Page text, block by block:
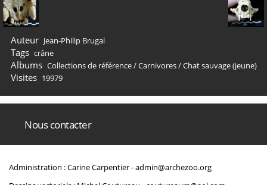
Auteur Jean-Philip Brugal
Tags crâne
Albums Collections de référence/Carnivores/Chat sauvage (jeune)
Visites 19979
Nous contacter
Administration : Carine Carpentier -admin@archezoo.org